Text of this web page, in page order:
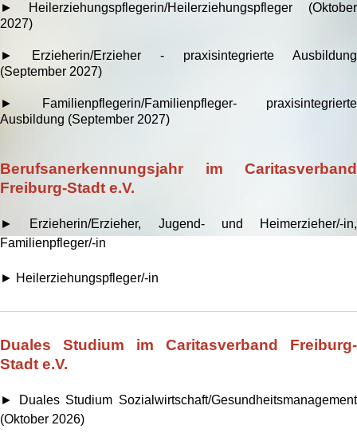
► Heilerziehungspflegerin/Heilerziehungspfleger (Oktober
2027)
►
Erzieherin/Erzieher - praxisintegrierte Ausbildung
(September 2027)
► Familienpflegerin/Familienpfleger- praxisintegrierte
Ausbildung (September 2027)
Berufsanerkennungsjahr im Caritasverband
Freiburg-Stadt e.V.
► Erzieherin/Erzieher, Jugend- und Heimerzieher/-in,
Familienpfleger/-in
► Heilerziehungspfleger/-in
Duales Studium im Caritasverband Freiburg-
Stadt e.V.
► Duales Studium Sozialwirtschaft/Gesundheitsmanagement
(Oktober 2026)